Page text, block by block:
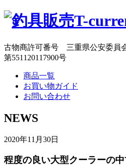
古物商許可番号 三重県公安委員
第551120117900号
商品一覧
お買い物ガイド
お問い合わせ
NEWS
2020年11月30日
程度の良い大型クーラーの中